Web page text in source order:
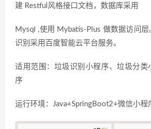
建 Restful风格接口文档，数据库采用
Mysql ,使用 Mybatis-Plus 做数据访问
识别采用百度智能云平台服务。
适用范围：垃圾识别小程序、垃圾分类
序
运行环境：Java+SpringBoot2+微信小程